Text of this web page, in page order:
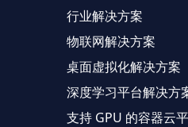
行业解决方案
物联网解决方案
桌面虚拟化解决方案
深度学习平台解决方
支持 GPU 的容器云